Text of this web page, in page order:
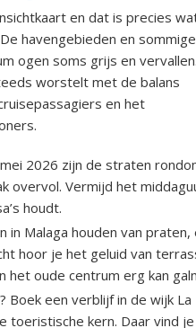
en dat is precies
havengebieden en sommige
ogen soms grijs en
worstelt met de balans
en het
2026 zijn de straten
overvol. Vermijd het
houdt.
in Malaga houden van praten,
hoor je het geluid van
het oude centrum erg kan
Boek een verblijf in de wijk La
toeristische kern. Daar vind